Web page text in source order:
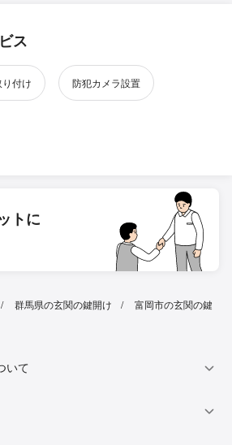
ス
付け 防犯カメラ設置
トに
群馬県の玄関の鍵開け
富岡市の玄関の鍵
いて